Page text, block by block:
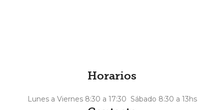
Horarios
Lunes a Viernes 8:30 a 17:30 Sábado 8:30 a 13hs